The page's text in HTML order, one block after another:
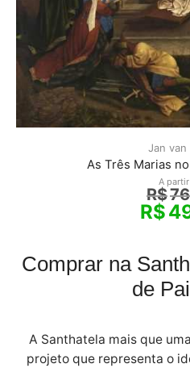
Jan van
As Três Marias
A
R$
R$
Comprar na
de
A Santhatela mais que
projeto que representa o